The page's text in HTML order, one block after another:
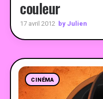
couleur
17 avril 2012 by Julien
CINÉMA